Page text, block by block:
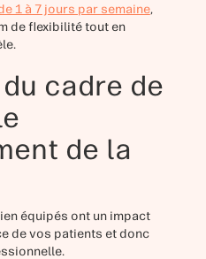
1 à 7 jours par semaine,
de flexibilité tout en
cadre de
de la
équipés ont un impact
de vos patients et donc